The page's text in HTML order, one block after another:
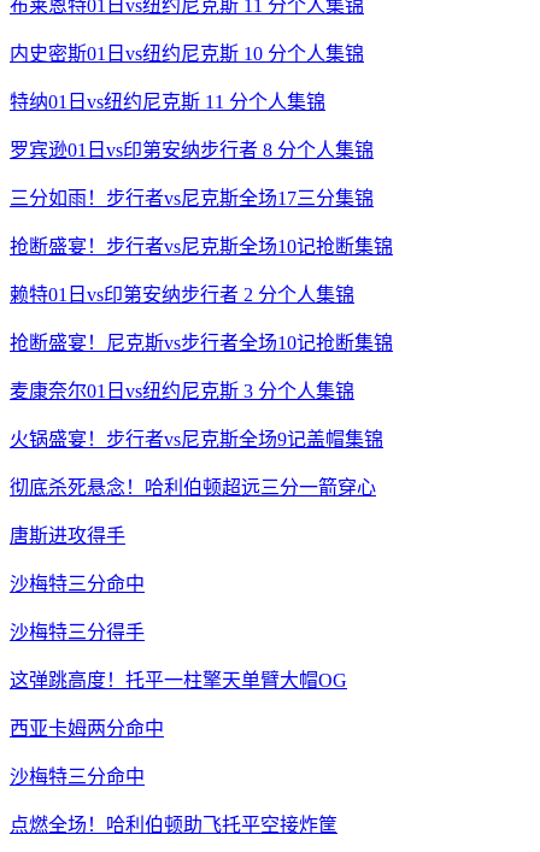
布莱恩特01日vs纽约尼克斯 11 分个人集锦
内史密斯01日vs纽约尼克斯 10 分个人集锦
特纳01日vs纽约尼克斯 11 分个人集锦
罗宾逊01日vs印第安纳步行者 8 分个人集锦
三分如雨！步行者vs尼克斯全场17三分集锦
抢断盛宴！步行者vs尼克斯全场10记抢断集锦
赖特01日vs印第安纳步行者 2 分个人集锦
抢断盛宴！尼克斯vs步行者全场10记抢断集锦
麦康奈尔01日vs纽约尼克斯 3 分个人集锦
火锅盛宴！步行者vs尼克斯全场9记盖帽集锦
彻底杀死悬念！哈利伯顿超远三分一箭穿心
唐斯进攻得手
沙梅特三分命中
沙梅特三分得手
这弹跳高度！托平一柱擎天单臂大帽OG
西亚卡姆两分命中
沙梅特三分命中
点燃全场！哈利伯顿助飞托平空接炸筐